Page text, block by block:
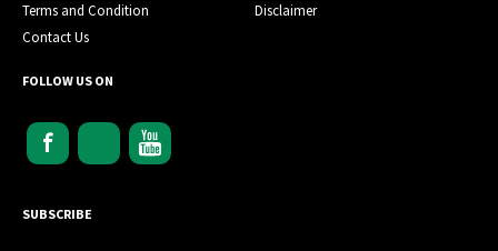
Terms and Condition
Disclaimer
Contact Us
FOLLOW US ON
SUBSCRIBE